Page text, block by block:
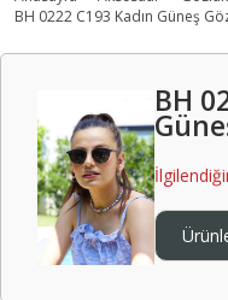
BH 0222 C193 Kadın Güneş
BH